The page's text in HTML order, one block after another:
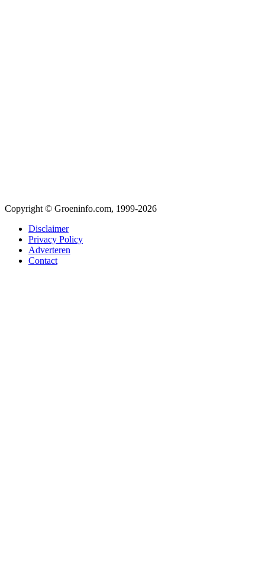
Copyright © Groeninfo.com, 1999-2026
Disclaimer
Privacy Policy
Adverteren
Contact